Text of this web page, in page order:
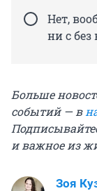
Нет,
ни с без
Больше
событий — в
и важное из
Зоя